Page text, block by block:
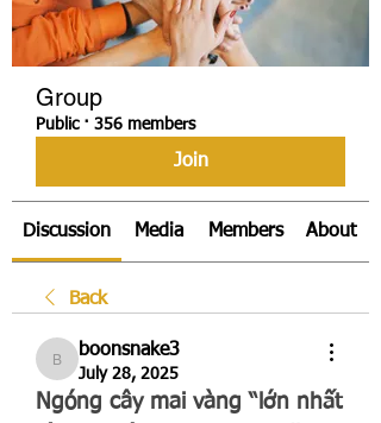
Group
Public · 356 members
Join
Discussion Media Members About
Back
boonsnake3
boonsnake3
July 28, 2025
Ngóng cây mai vàng “lớn nhất